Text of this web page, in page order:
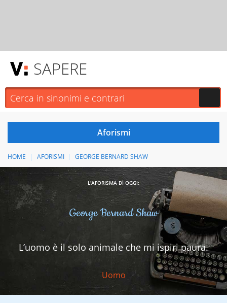
SAPERE
HOME AFORISMI GEORGE BERNARD SHAW
L'AFORISMA DI OGGI:
George Bernard Shaw
L’uomo è il solo animale che mi ispiri paura.
Uomo